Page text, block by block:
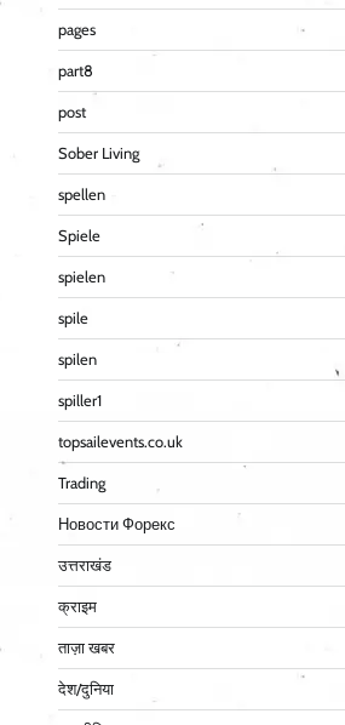
pages
part8
post
Sober Living
spellen
Spiele
spielen
spile
spilen
spiller1
topsailevents.co.uk
Trading
Новости Форекс
उत्तराखंड
क्राइम
ताज़ा खबर
देश/दुनिया